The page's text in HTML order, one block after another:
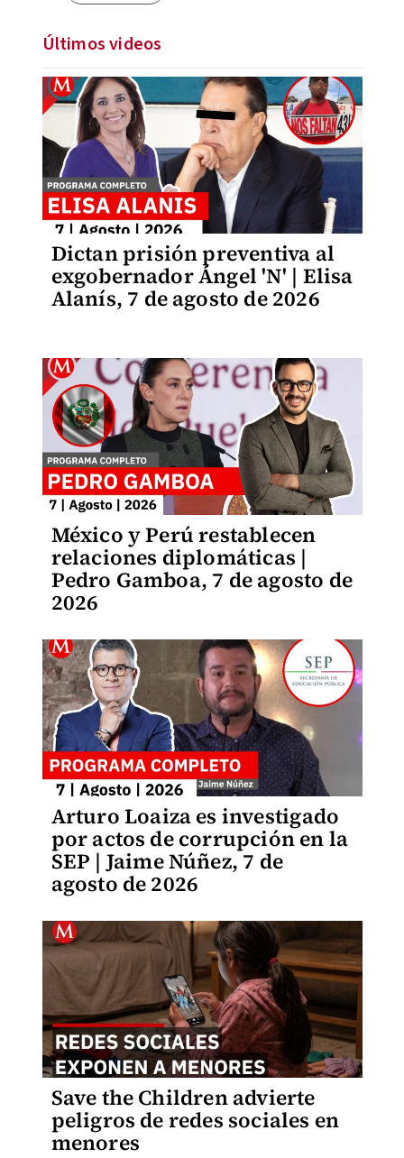
Últimos videos
Dictan prisión preventiva al
exgobernador Ángel 'N' | Elisa
Alanís, 7 de agosto de 2026
México y Perú restablecen
relaciones diplomáticas |
Pedro Gamboa, 7 de agosto de
2026
Arturo Loaiza es investigado
por actos de corrupción en la
SEP | Jaime Núñez, 7 de
agosto de 2026
Save the Children advierte
peligros de redes sociales en
menores